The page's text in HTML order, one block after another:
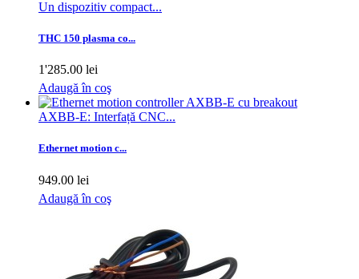
Un dispozitiv compact...
THC 150 plasma co...
1'285.00 lei
Adaugă în coş
AXBB-E: Interfață CNC...
Ethernet motion c...
949.00 lei
Adaugă în coş